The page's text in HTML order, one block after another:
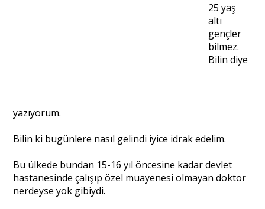
Yazı Dizisi
Portre
Yazarlar
25 yaş
altı
gençler
bilmez.
Bilin diye
yazıyorum.
Bilin ki bugünlere nasıl gelindi iyice idrak edelim.
Bu ülkede bundan 15-16 yıl öncesine kadar devlet
hastanesinde çalışıp özel muayenesi olmayan doktor
nerdeyse yok gibiydi.